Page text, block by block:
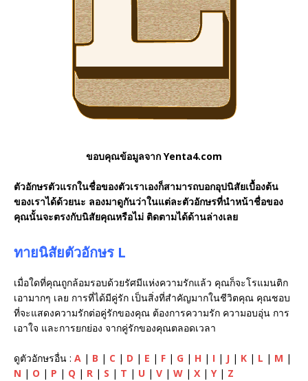
ขอบคุณข้อมูลจาก Yenta4.com
ตัวอักษรตัวแรกในชื่อของตัวเราเองก็สามารถบอกอุปนิสัยเบื้องต้น
ของเราได้ด้วยนะ ลองมาดูกันว่าในแต่ละตัวอักษรที่นำหน้าชื่อของ
คุณนั้นจะตรงกับนิสัยคุณหรือไม่ ติดตามได้ด้านล่างเลย
ทายนิสัยตัวอักษร L
เมื่อใดที่คุณถูกล้อมรอบด้วยรัศมีแห่งความรักแล้ว คุณก็จะโรแมนติก
เอามากๆ เลย การที่ได้มีคู่รัก เป็นสิ่งที่สำคัญมากในชีวิตคุณ คุณชอบ
ที่จะแสดงความรักต่อคู่รักของคุณ ต้องการความรัก ความอบอุ่น การ
เอาใจ และการยกย่อง จากคู่รักของคุณตลอดเวลา
ดูตัวอักษรอื่น : A | B | C | D | E | F | G | H | I | J | K | L | M |
N | O | P | Q | R | S | T | U | V | W | X | Y| Z